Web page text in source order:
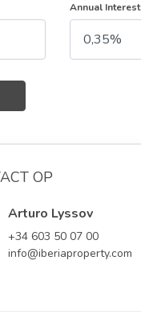
Annual Interest
OP
Arturo Lyssov
+34 603 50 07 00
info@iberiaproperty.com